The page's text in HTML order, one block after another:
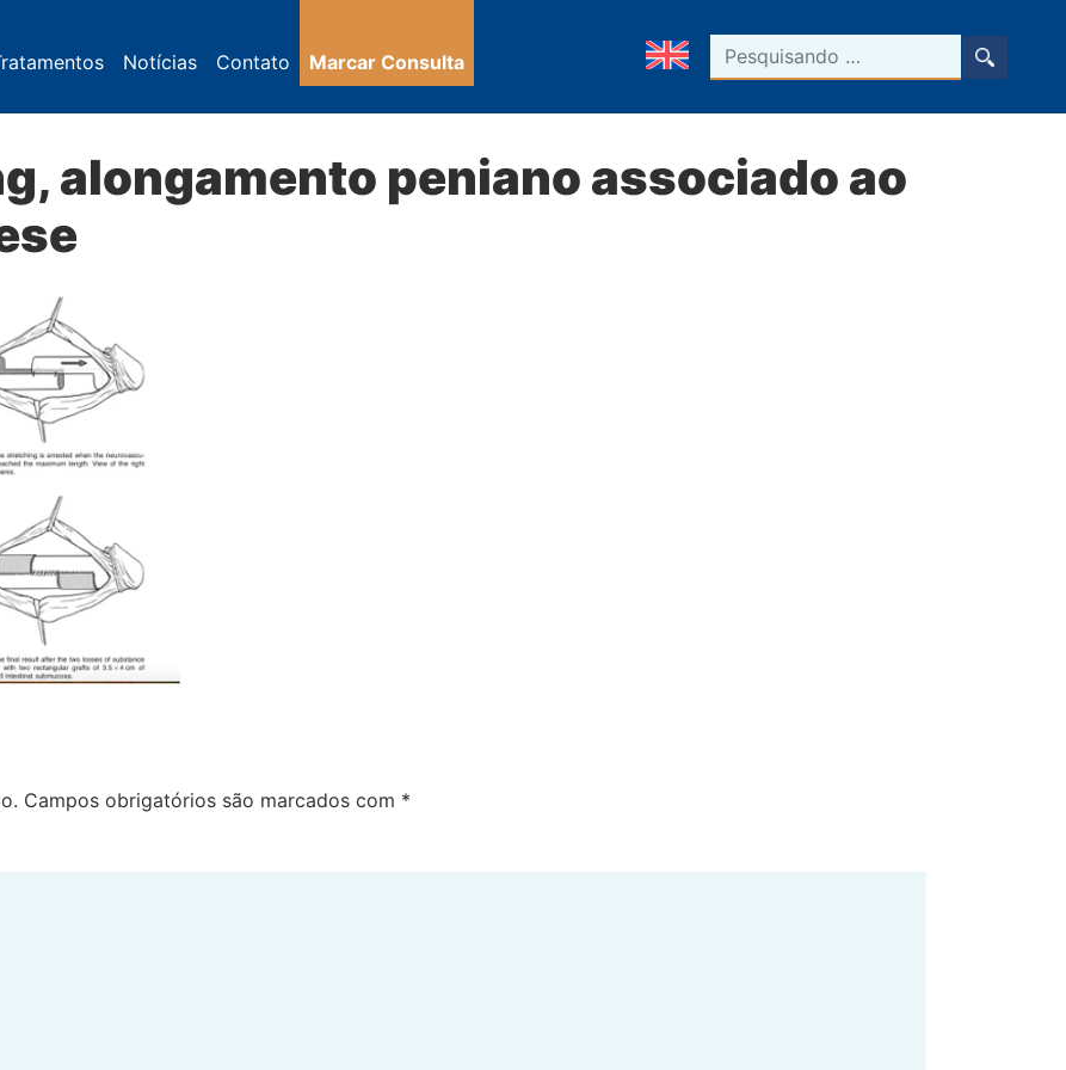
Notícias Contato Marcar Consulta
Pesquisar
alongamento peniano associado ao
Campos obrigatórios são marcados com *